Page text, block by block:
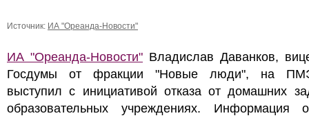
Источник: ИА "Ореанда-Новости"
ИА "Ореанда-Новости" Владислав Даванков,
Госдумы от фракции "Новые люди", на
выступил с инициативой отказа от домашних
образовательных учреждениях. Информация